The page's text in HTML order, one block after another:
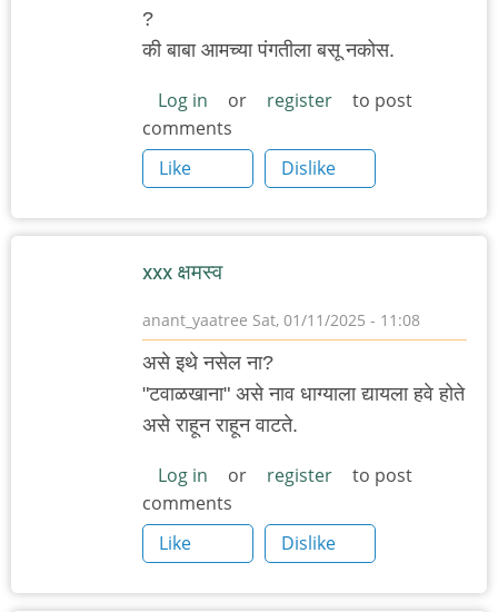
?
की बाबा आमच्या पंगतीला बसू नकोस.
Log in or register
to post
comments
Like
Dislike
xxx क्षमस्व
anant_yaatree Sat, 01/11/2025 - 11:08
असे इथे नसेल ना?
"टवाळखाना" असे नाव धाग्याला द्यायला हवे होते
असे राहून राहून वाटते.
Log in or register
to post
comments
Like
Dislike